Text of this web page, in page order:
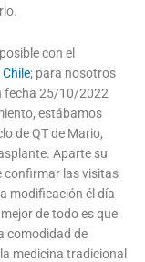
con el
; para nosotros
fecha 25/10/2022
estábamos
de QT de Mario,
Aparte su
confirmar las visitas
modificación él día
de todo es que
comodidad de
medicina tradicional